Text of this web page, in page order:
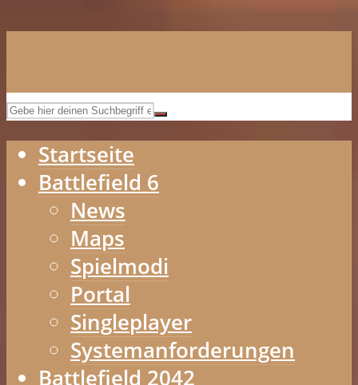
Startseite
Battlefield 6
News
Maps
Spielmodi
Portal
Singleplayer
Systemanforderungen
Battlefield 2042